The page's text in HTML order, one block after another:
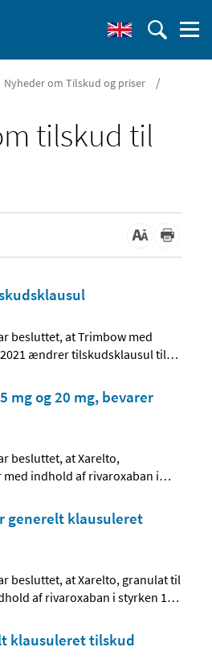
Nyheder om Tilskud og priser /
tilskud til
besluttet, at Trimbow med
ændrer tilskudsklausul til…
mg og 20 mg, bevarer
besluttet, at Xarelto,
indhold af rivaroxaban i…
generelt klausuleret
besluttet, at Xarelto, granulat til
af rivaroxaban i styrken 1…
klausuleret tilskud